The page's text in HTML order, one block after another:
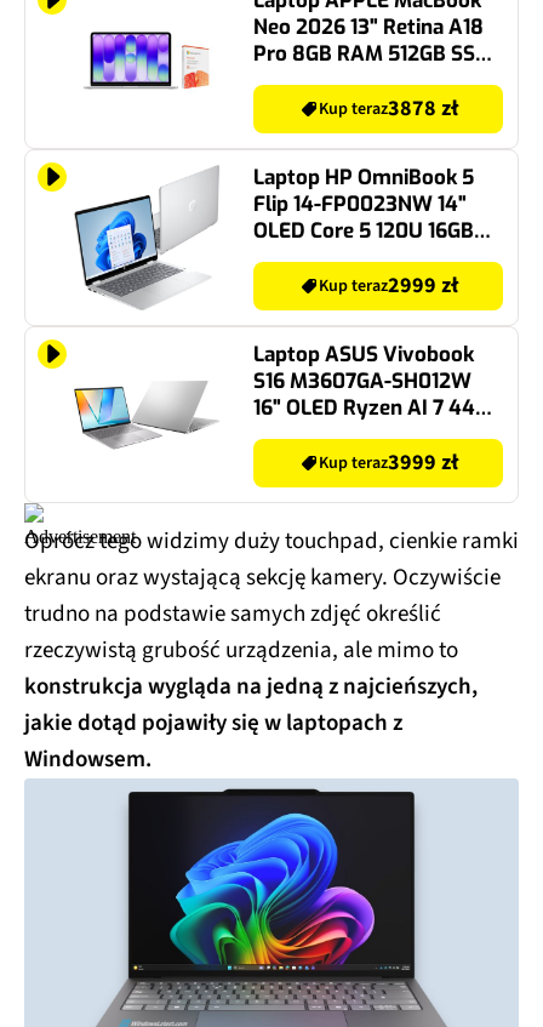
Neo 2026 13" Retina A18
Pro 8GB RAM 512GB SSD
macOS Srebrny +
Program MICROSOFT 365
Personal
Kup teraz3878 zł
Laptop HP OmniBook 5
Flip 14-FP0023NW 14"
OLED Core 5 120U 16GB
RAM 512GB SSD Windows
11 HomeKup teraz2999 zł
Laptop ASUS Vivobook
S16 M3607GA-SH012W
16" OLED Ryzen AI 7 445
16GB RAM 512GB SSD
Windows 11 Home
Kup teraz3999 zł
Oprócz tego widzimy duży touchpad, cienkie ramki
ekranu oraz wystającą sekcję kamery. Oczywiście
trudno na podstawie samych zdjęć określić
rzeczywistą grubość urządzenia, ale mimo to
konstrukcja wygląda na jedną z najcieńszych,
jakie dotąd pojawiły się w laptopach z
Windowsem.